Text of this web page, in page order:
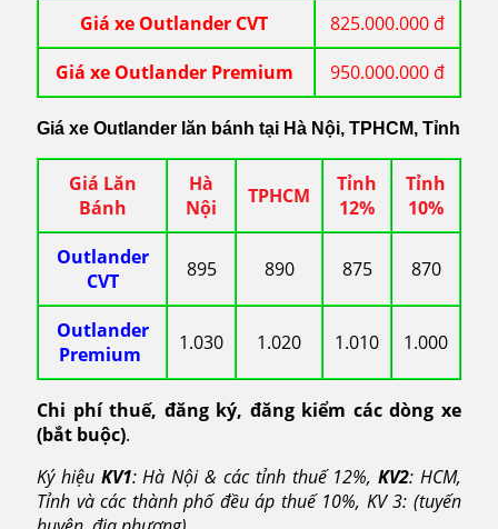
Giá xe Outlander CVT
825.000.000 đ
Giá xe Outlander Premium
950.000.000 đ
Giá xe Outlander lăn bánh tại Hà Nội, TPHCM, Tỉnh
Giá Lăn
Bánh
Hà
Nội
TPHCM
Tỉnh
12%
Tỉnh
10%
Outlander
CVT
895 890 875 870
Outlander
Premium
1.030 1.020 1.010 1.000
Chi phí thuế, đăng ký, đăng kiểm các dòng xe
(bắt buộc).
Ký hiệu KV1: Hà Nội & các tỉnh thuế 12%,KV2: HCM,
Tỉnh và các thành phố đều áp thuế 10%, KV 3: (tuyến